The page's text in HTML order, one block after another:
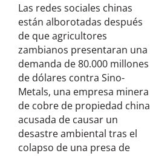
Las redes sociales chinas
están alborotadas después
de que agricultores
zambianos presentaran una
demanda de 80.000 millones
de dólares contra Sino-
Metals, una empresa minera
de cobre de propiedad china
acusada de causar un
desastre ambiental tras el
colapso de una presa de